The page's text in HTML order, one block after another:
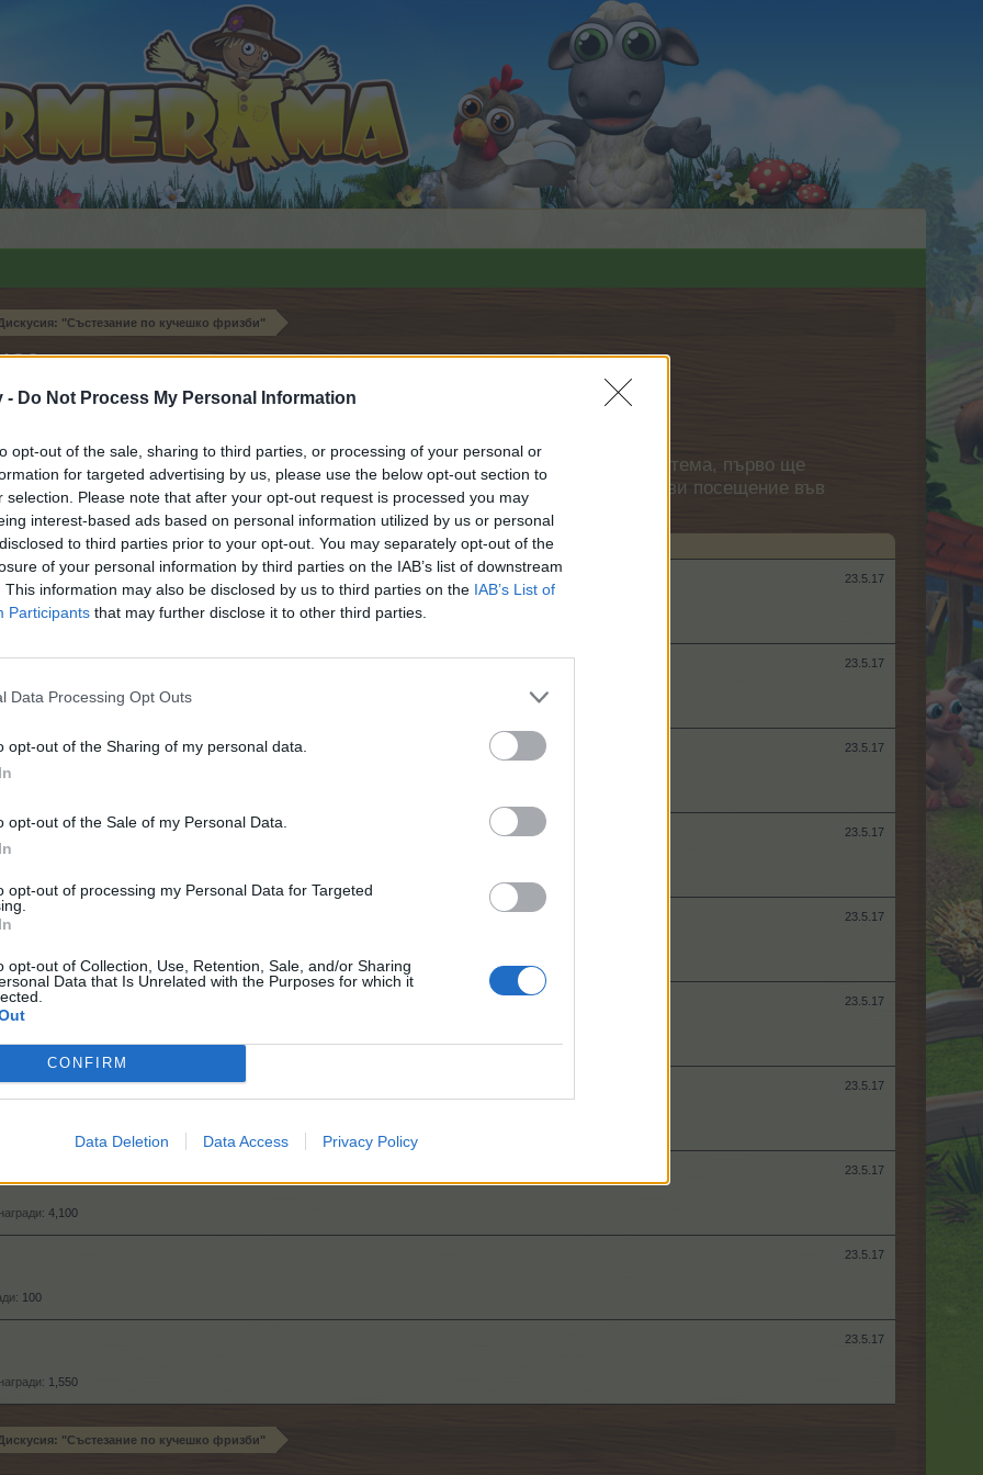
- Do Not Process My Personal Information
opt-out of the sale, sharing to third parties, or processing of your personal or
for targeted advertising by us, please use the below opt-out section to
selection. Please note that after your opt-out request is processed you may
interest-based ads based on personal information utilized by us or personal
to third parties prior to your opt-out. You may separately opt-out of the
of your personal information by third parties on the IAB’s list of downstream
This information may also be disclosed by us to third parties on the IAB’s List of
Participants that may further disclose it to other third parties.
Data Processing Opt Outs
opt-out of the Sharing of my personal data.
opt-out of the Sale of my Personal Data.
opt-out of processing my Personal Data for Targeted
opt-out of Collection, Use, Retention, Sale, and/or Sharing
Data that Is Unrelated with the Purposes for which it
CONFIRM
Data Deletion Data Access Privacy Policy
"Състезание по кучешко фризби"
и да участвате в дискусиите, или искате да започнете своя собствена тема, първо ще
се, ако нямате собствен акаунт. Ние очакваме с нетърпение следващото ви посещение във
23.5.17
220
23.5.17
4,100
23.5.17
23.5.17
23.5.17
950
23.5.17
220
23.5.17
23.5.17
4,100
23.5.17
100
23.5.17
1,550
"Състезание по кучешко фризби"